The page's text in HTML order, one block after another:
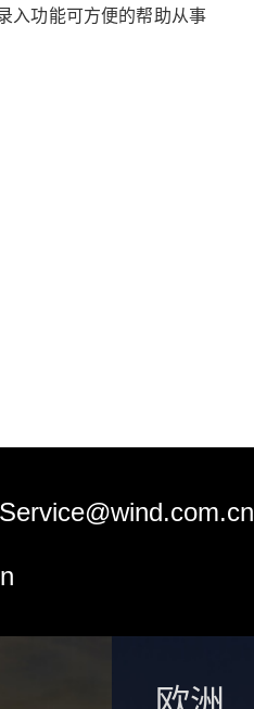
入功能可方便的帮助从事
Service@wind.com.cn